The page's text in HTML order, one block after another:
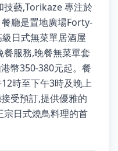
技藝,Torikaze 專注於
廳是置地廣場Forty-
日式無菜單居酒屋
服務,晚餐無菜單套
幣350-380元起。餐
時至下午3時及晚上
受預訂,提供優雅的
宗日式燒鳥料理的首